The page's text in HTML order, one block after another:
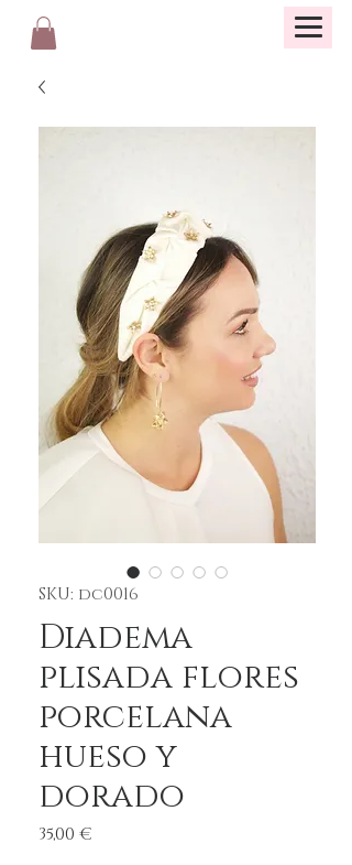
SKU: dc0016
Diadema
plisada flores
porcelana
hueso y
dorado
35,00 €